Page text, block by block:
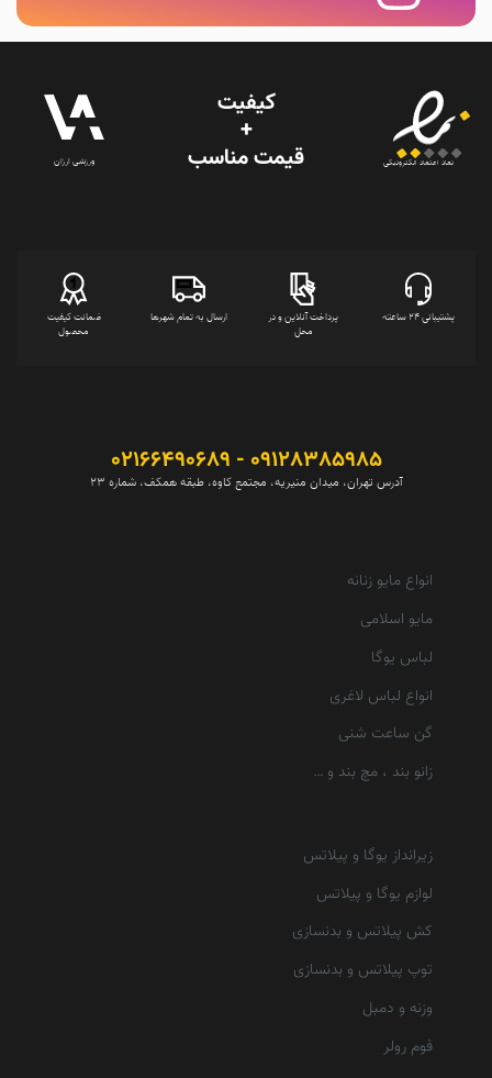
نماد اعتماد الکترونیکی
کیفیت
+
قیمت‌ مناسب ورزشی ارزان
پشتیبانی 24 ساعته
پرداخت آنلاین و در
محل
ارسال به تمام شهرها
ضمانت کیفیت
محصول
09128385985 - 02166490689
آدرس تهران، میدان منیریه، مجتمع کاوه، طبقه همکف، شماره 23
انواع مایو زنانه
مایو اسلامی
لباس یوگا
انواع لباس لاغری
گن ساعت شنی
زانو بند ، مچ بند و …
زیرانداز یوگا و پیلاتس
لوازم یوگا و پیلاتس
کش پیلاتس و بدنسازی
توپ پیلاتس و بدنسازی
وزنه و دمبل
فوم رولر